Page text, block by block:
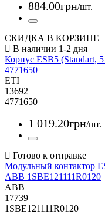
884.00грн/шт.
СКИДКА В КОРЗИНЕ
Корпус ESB5 (Standart,
4771650
ETI
13692
4771650
1 019.20грн/шт.
Модульный контактор
ABB 1SBE121111R0120
ABB
17739
1SBE121111R0120